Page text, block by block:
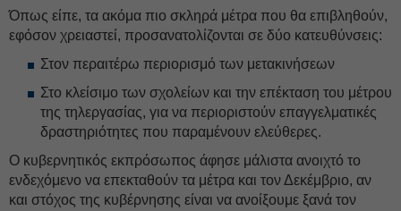
Όπως είπε, τα ακόμα πιο σκληρά μέτρα που θα επιβληθούν,
εφόσον χρειαστεί, προσανατολίζονται σε δύο κατευθύνσεις:
Στον περαιτέρω περιορισμό των μετακινήσεων
Στο κλείσιμο των σχολείων και την επέκταση του μέτρου
της τηλεργασίας, για να περιοριστούν επαγγελματικές
δραστηριότητες που παραμένουν ελεύθερες.
Ο κυβερνητικός εκπρόσωπος άφησε μάλιστα ανοιχτό το
ενδεχόμενο να επεκταθούν τα μέτρα και τον Δεκέμβριο, αν
και στόχος της κυβέρνησης είναι να ανοίξουμε ξανά τον